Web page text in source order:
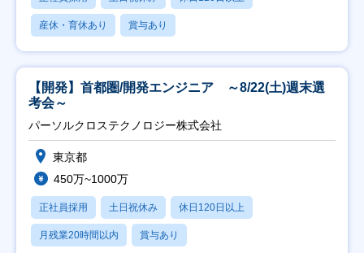
産休・育休あり 賞与あり
【開発】首都圏/開発エンジニア ～8/22(土)週末選
考会～
パーソルクロステクノロジー株式会社
東京都
450万~1000万
正社員採用 土日祝休み 休日120日以上
月残業20時間以内 賞与あり